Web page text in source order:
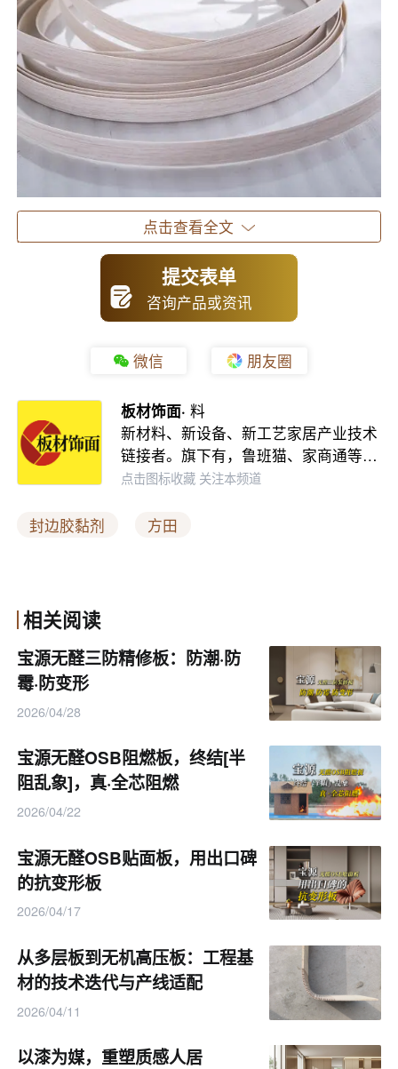
01-2 PUR封边
就目前的门板封边胶而言，PUR是使用较多的封边粘
合剂，原因在于相较于普通EVA热熔胶，PUR胶除了有物
理性凝固外，还有化学性凝固，因此PUR具有更强的粘合
需要指出的是该过程是不可逆的化学粘合，固化完成
后再次受热不会融化。此外，PUR在使用上需要配置PUR
溶胶系统，也就是“普通封边机+PUR溶胶系统”的组合，区
别于“普通封边机+传统胶锅”，这意味当使用PUR时，其它
2倍到5倍不等，综合成本相比于EVA来说提高不少，从总
体性价比来看并不太高（一些优良的热熔胶价格不高且性
能优良）。
点击查看全文
提交表单
咨询产品或资讯
微信 朋友圈
板材饰面· 料
新材料、新设备、新工艺家居产业技术
链接者。旗下有，鲁班猫、家商通等…
点击图标收藏 关注本频道
封边胶黏剂 方田
相关阅读
宝源无醛三防精修板：防潮·防
霉·防变形
2026/04/28
宝源无醛OSB阻燃板，终结[半
阻乱象]，真·全芯阻燃
2026/04/22
宝源无醛OSB贴面板，用出口碑
的抗变形板
2026/04/17
从多层板到无机高压板：工程基
材的技术迭代与产线适配
2026/04/11
以漆为媒，重塑质感人居